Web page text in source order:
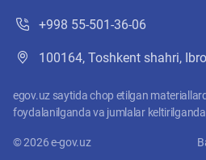
+998 55-501-36-06
100164, Toshkent shahri,
egov.uz saytida chop etilgan
foydalanilganda va jumlalar
©2026e-gov.uz